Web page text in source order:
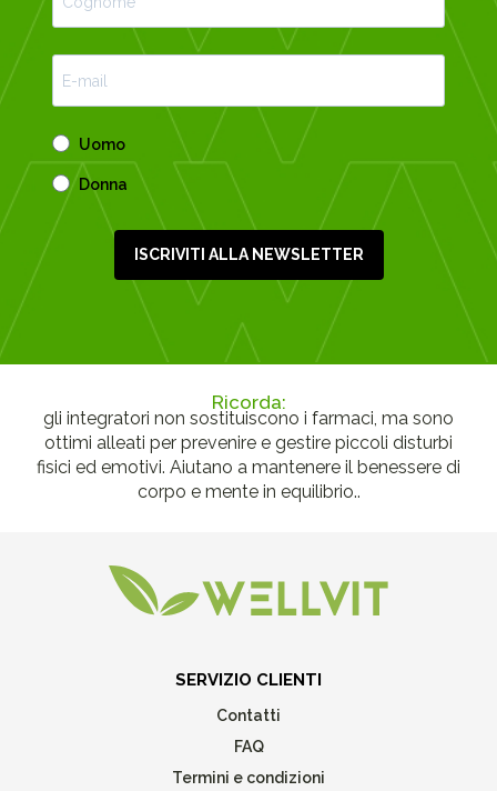
Uomo
Donna
ISCRIVITI ALLA NEWSLETTER
Ricorda:
gli integratori non sostituiscono i farmaci, ma sono
ottimi alleati per prevenire e gestire piccoli disturbi
fisici ed emotivi. Aiutano a mantenere il benessere di
corpo e mente in equilibrio..
SERVIZIO CLIENTI
Contatti
FAQ
Termini e condizioni